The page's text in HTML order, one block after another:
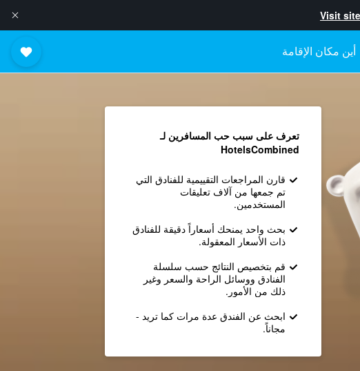
Visit
أين مكان الإقامة
تعرف على سبب حب المسافرين لـ
HotelsCombined
قارن المراجعات التقييمية للفنادق التي
تم جمعها من آلاف تعليقات
المستخدمين.
بحث واحد يمنحك أسعاراً دقيقة للفنادق
ذات الأسعار المعقولة.
قم بتخصيص النتائج حسب سلسلة
الفنادق ووسائل الراحة والسعر وغير
ذلك من الأمور.
ابحث عن الفندق عدة مرات كما تريد -
مجاناً.